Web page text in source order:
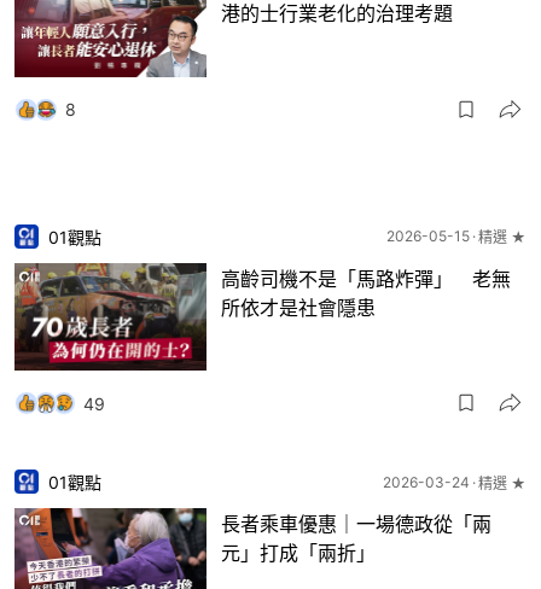
港的士行業老化的治理考題
8
01觀點 2026-05-15 精選 ★
高齡司機不是「馬路炸彈」 老無
所依才是社會隱患
49
01觀點 2026-03-24 精選 ★
長者乘車優惠｜一場德政從「兩
元」打成「兩折」